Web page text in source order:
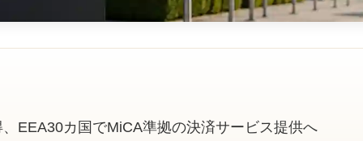
EEA30カ国でMiCA準拠の決済サービス提供へ